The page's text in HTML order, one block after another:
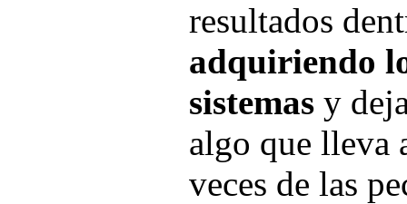
resultados
adquiriendo
sistemas y
algo que lleva
veces de las